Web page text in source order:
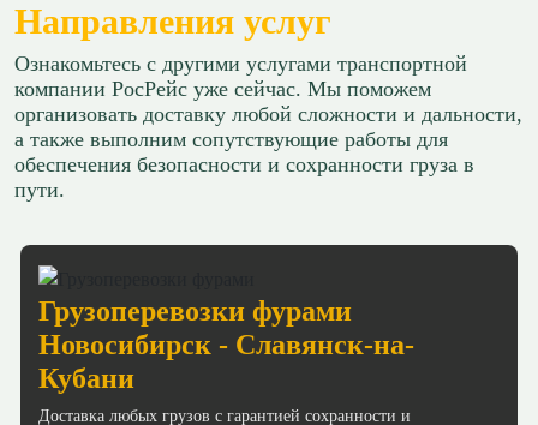
Направления услуг
Ознакомьтесь с другими услугами транспортной
компании РосРейс уже сейчас. Мы поможем
организовать доставку любой сложности и дальности,
а также выполним сопутствующие работы для
обеспечения безопасности и сохранности груза в
пути.
Грузоперевозки фурами
Новосибирск - Славянск-на-
Кубани
Доставка любых грузов с гарантией сохранности и